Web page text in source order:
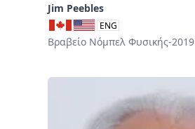
Jim Peebles
ENG
Βραβείο Νόμπελ Φυσικής-2019